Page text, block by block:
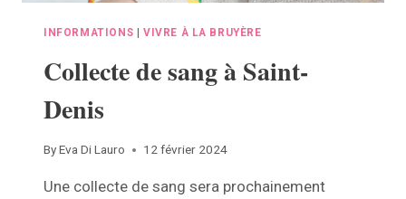
TOUT
INFORMATIONS | VIVRE À LA BRUYÈRE
Collecte de sang à Saint-
Denis
ByEva Di Lauro 12 février 2024
Une collecte de sang sera prochainement